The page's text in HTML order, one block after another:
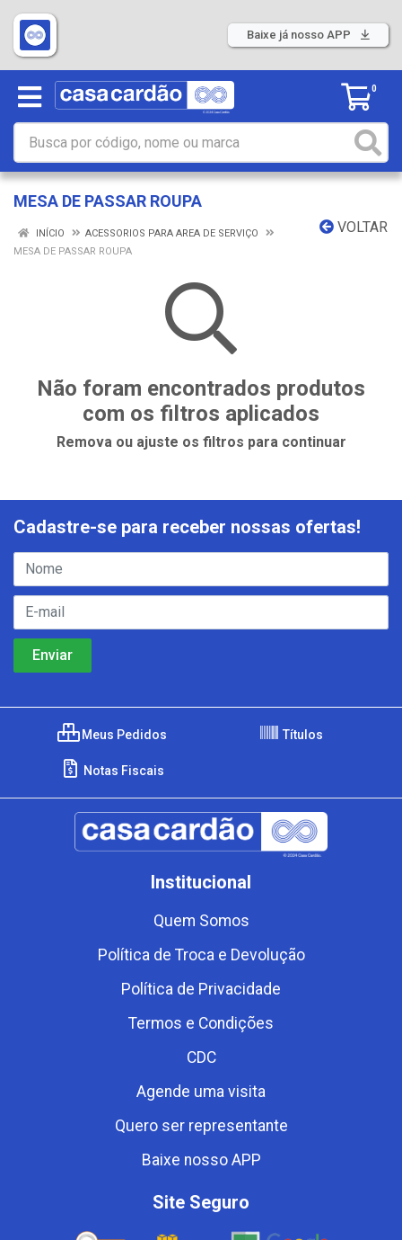
Baixe já nosso APP
0
MESA DE PASSAR ROUPA
VOLTAR
INÍCIO
ACESSORIOS PARA AREA DE SERVIÇO
MESA DE PASSAR ROUPA
Não foram encontrados produtos
com os filtros aplicados
Remova ou ajuste os filtros para continuar
Cadastre-se para receber nossas ofertas!
Meus Pedidos Títulos
Notas Fiscais
Institucional
Quem Somos
Política de Troca e Devolução
Política de Privacidade
Termos e Condições
CDC
Agende uma visita
Quero ser representante
Baixe nosso APP
Site Seguro